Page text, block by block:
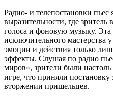
Радио- и телепостановки
выразительности, где
голоса и фоновую музыку. Эта
исключительного мастерства
эмоции и действия только
эффекты. Слушая по радио
миров», зрители были
игре, что приняли
вторжении пришельцев.